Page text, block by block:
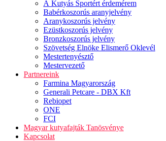
A Kutyás Sportért érdemérem
Babérkoszorús aranyjelvény
Aranykoszorús jelvény
Ezüstkoszorús jelvény
Bronzkoszorús jelvény
Szövetség Elnöke Elismerő Oklevél
Mestertenyésztő
Mestervezető
Partnereink
Farmina Magyarország
Generali Petcare - DBX Kft
Rebiopet
ONE
FCI
Magyar kutyafajták Tanösvénye
Kapcsolat